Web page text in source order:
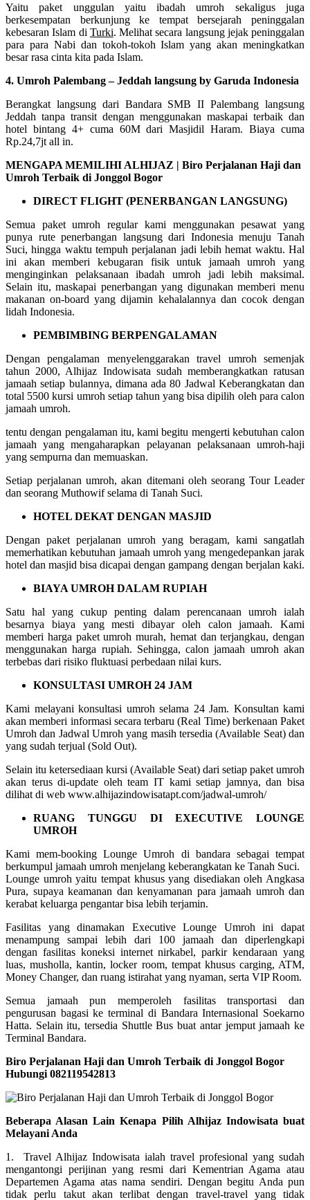
Yaitu paket unggulan yaitu ibadah umroh sekaligus juga
berkesempatan berkunjung ke tempat bersejarah peninggalan
kebesaran Islam di Turki. Melihat secara langsung jejak peninggalan
para para Nabi dan tokoh-tokoh Islam yang akan meningkatkan
besar rasa cinta kita pada Islam.
4. Umroh Palembang – Jeddah langsung by Garuda Indonesia
Berangkat langsung dari Bandara SMB II Palembang langsung
Jeddah tanpa transit dengan menggunakan maskapai terbaik dan
hotel bintang 4+ cuma 60M dari Masjidil Haram. Biaya cuma
Rp.24,7jt all in.
MENGAPA MEMILIHI ALHIJAZ | Biro Perjalanan Haji dan
Umroh Terbaik di Jonggol Bogor
DIRECT FLIGHT (PENERBANGAN LANGSUNG)
Semua paket umroh regular kami menggunakan pesawat yang
punya rute penerbangan langsung dari Indonesia menuju Tanah
Suci, hingga waktu tempuh perjalanan jadi lebih hemat waktu. Hal
ini akan memberi kebugaran fisik untuk jamaah umroh yang
menginginkan pelaksanaan ibadah umroh jadi lebih maksimal.
Selain itu, maskapai penerbangan yang digunakan memberi menu
makanan on-board yang dijamin kehalalannya dan cocok dengan
lidah Indonesia.
PEMBIMBING BERPENGALAMAN
Dengan pengalaman menyelenggarakan travel umroh semenjak
tahun 2000, Alhijaz Indowisata sudah memberangkatkan ratusan
jamaah setiap bulannya, dimana ada 80 Jadwal Keberangkatan dan
total 5500 kursi umroh setiap tahun yang bisa dipilih oleh para calon
jamaah umroh.
tentu dengan pengalaman itu, kami begitu mengerti kebutuhan calon
jamaah yang mengaharapkan pelayanan pelaksanaan umroh-haji
yang sempurna dan memuaskan.
Setiap perjalanan umroh, akan ditemani oleh seorang Tour Leader
dan seorang Muthowif selama di Tanah Suci.
HOTEL DEKAT DENGAN MASJID
Dengan paket perjalanan umroh yang beragam, kami sangatlah
memerhatikan kebutuhan jamaah umroh yang mengedepankan jarak
hotel dan masjid bisa dicapai dengan gampang dengan berjalan kaki.
BIAYA UMROH DALAM RUPIAH
Satu hal yang cukup penting dalam perencanaan umroh ialah
besarnya biaya yang mesti dibayar oleh calon jamaah. Kami
memberi harga paket umroh murah, hemat dan terjangkau, dengan
menggunakan harga rupiah. Sehingga, calon jamaah umroh akan
terbebas dari risiko fluktuasi perbedaan nilai kurs.
KONSULTASI UMROH 24 JAM
Kami melayani konsultasi umroh selama 24 Jam. Konsultan kami
akan memberi informasi secara terbaru (Real Time) berkenaan Paket
Umroh dan Jadwal Umroh yang masih tersedia (Available Seat) dan
yang sudah terjual (Sold Out).
Selain itu ketersediaan kursi (Available Seat) dari setiap paket umroh
akan terus di-update oleh team IT kami setiap jamnya, dan bisa
dilihat di web www.alhijazindowisatapt.com/jadwal-umroh/
RUANG TUNGGU DI EXECUTIVE LOUNGE
UMROH
Kami mem-booking Lounge Umroh di bandara sebagai tempat
berkumpul jamaah umroh menjelang keberangkatan ke Tanah Suci.
Lounge umroh yaitu tempat khusus yang disediakan oleh Angkasa
Pura, supaya keamanan dan kenyamanan para jamaah umroh dan
kerabat keluarga pengantar bisa lebih terjamin.
Fasilitas yang dinamakan Executive Lounge Umroh ini dapat
menampung sampai lebih dari 100 jamaah dan diperlengkapi
dengan fasilitas koneksi internet nirkabel, parkir kendaraan yang
luas, musholla, kantin, locker room, tempat khusus carging, ATM,
Money Changer, dan ruang istirahat yang nyaman, serta VIP Room.
Semua jamaah pun memperoleh fasilitas transportasi dan
pengurusan bagasi ke terminal di Bandara Internasional Soekarno
Hatta. Selain itu, tersedia Shuttle Bus buat antar jemput jamaah ke
Terminal Bandara.
Biro Perjalanan Haji dan Umroh Terbaik di Jonggol Bogor
Hubungi 082119542813
Beberapa Alasan Lain Kenapa Pilih Alhijaz Indowisata buat
Melayani Anda
1. Travel Alhijaz Indowisata ialah travel profesional yang sudah
mengantongi perijinan yang resmi dari Kementrian Agama atau
Departemen Agama atas nama sendiri. Dengan begitu Anda pun
tidak perlu takut akan terlibat dengan travel-travel yang tidak